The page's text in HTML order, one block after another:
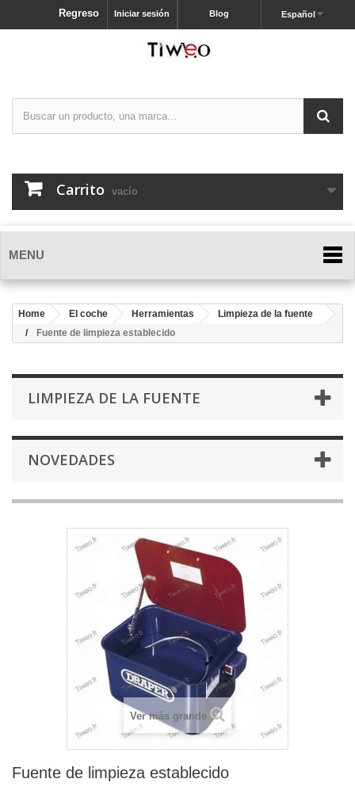
Español
Blog
Iniciar sesión
Regreso
Carrito vacío
MENU
Home El coche Herramientas
Limpieza de la fuente
Fuente de limpieza establecido
LIMPIEZA DE LA FUENTE
NOVEDADES
Ver más grande
Fuente de limpieza establecido